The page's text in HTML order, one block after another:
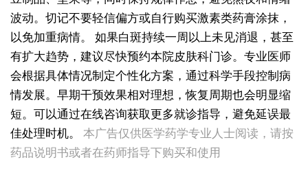
波动。切记不要轻信偏方或自行购买激素类药膏涂抹，
以免加重病情。
如果白斑持续一周以上未见消退，甚至
有扩大趋势，建议尽快预约本院皮肤科门诊。专业医师
会根据具体情况制定个性化方案，通过科学手段控制病
情发展。早期干预效果相对理想，恢复周期也会明显缩
短。可以通过在线咨询获取更多就诊指导，避免延误最
佳处理时机。
本广告仅供医学药学专业人士阅读，请按
药品说明书或者在药师指导下购买和使用
女生脚踝骨节凸起处长白斑 脱色原因与应对方法
女性小腿冒出小白点，浅色斑点是白癜风吗
女性全身零星长浅白点多处小块白斑是什么
女性手指关节长小白块指关节发白会不会扩